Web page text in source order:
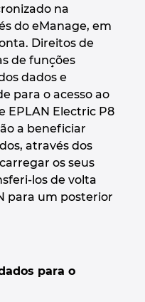
na
do eManage, em
Direitos de
de funções
dados e
para o acesso ao
EPLAN Electric P8
a beneficiar
através dos
os seus
los de volta
para um posterior
para o